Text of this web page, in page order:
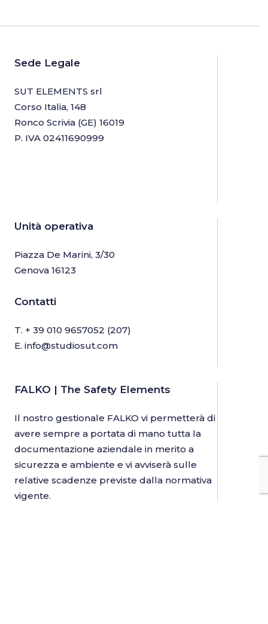
Sede Legale
SUT ELEMENTS srl
Corso Italia, 148
Ronco Scrivia (GE) 16019
P. IVA 02411690999
Unità operativa
Piazza De Marini, 3/30
Genova 16123
Contatti
T. + 39 010 9657052 (207)
E. info@studiosut.com
FALKO | The Safety Elements
Il nostro gestionale FALKO vi permetterà di
avere sempre a portata di mano tutta la
documentazione aziendale in merito a
sicurezza e ambiente e vi avviserà sulle
relative scadenze previste dalla normativa
vigente.